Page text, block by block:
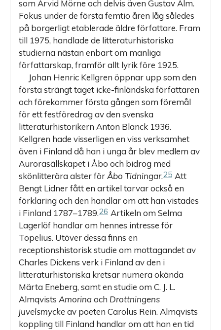
som Arvid Mörne och delvis även Gustav Alm.
Fokus under de första femtio åren låg således
på borgerligt etablerade äldre författare. Fram
till 1975, handlade de litteraturhistoriska
studierna nästan enbart om manliga
författarskap, framför allt lyrik före 1925.
Johan Henric Kellgren öppnar upp som den
första strängt taget icke-finländska författaren
och förekommer första gången som föremål
för ett festföredrag av den svenska
litteraturhistorikern Anton Blanck 1936.
Kellgren hade visserligen en viss verksamhet
även i Finland då han i unga år blev medlem av
Aurorasällskapet i Åbo och bidrog med
skönlitterära alster förÅbo Tidningar.25 Att
Bengt Lidner fått en artikel tarvar också en
förklaring och den handlar om att han vistades
i Finland 1787–1789.26 Artikeln om Selma
Lagerlöf handlar om hennes intresse för
Topelius. Utöver dessa finns en
receptionshistorisk studie om mottagandet av
Charles Dickens verk i Finland av den i
litteraturhistoriska kretsar numera okända
Märta Eneberg, samt en studie om C. J. L.
Almqvists Amorinaoch Drottningens
juvelsmyckeav poeten Carolus Rein. Almqvists
koppling till Finland handlar om att han en tid